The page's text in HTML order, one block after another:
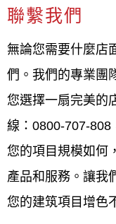
聯繫我們
無論您需要什麼店
們。我們的專業團
您選擇一扇完美的
線：0800-707-808
您的項目規模如何
產品和服務。讓我
您的建筑項目增色